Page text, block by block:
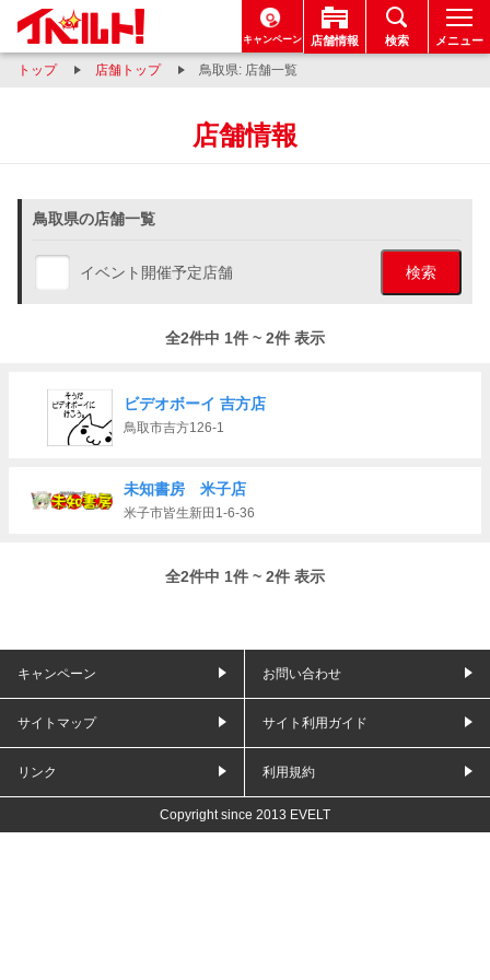
キャンペーン 店舗情報 検索 メニュー
トップ 店舗トップ 鳥取県: 店舗一覧
店舗情報
鳥取県の店舗一覧
イベント開催予定店舗 検索
全2件中 1件 ~ 2件 表示
ビデオボーイ 吉方店
鳥取市吉方126-1
未知書房 米子店
米子市皆生新田1-6-36
全2件中 1件 ~ 2件 表示
キャンペーン お問い合わせ
サイトマップ サイト利用ガイド
リンク 利用規約
Copyright since 2013 EVELT